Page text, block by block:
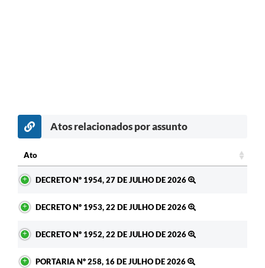
Atos relacionados por assunto
Ato
DECRETO Nº 1954, 27 DE JULHO DE 2026
DECRETO Nº 1953, 22 DE JULHO DE 2026
DECRETO Nº 1952, 22 DE JULHO DE 2026
PORTARIA Nº 258, 16 DE JULHO DE 2026